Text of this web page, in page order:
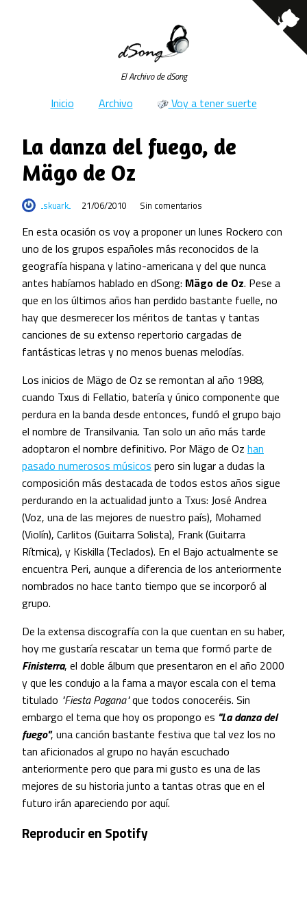
El Archivo de dSong
Inicio Archivo Voy a tener suerte
La danza del fuego, de
Mägo de Oz
skuark 21/06/2010 Sin comentarios
En esta ocasión os voy a proponer un lunes Rockero con
uno de los grupos españoles más reconocidos de la
geografía hispana y latino-americana y del que nunca
antes habíamos hablado en dSong: Mägo de Oz. Pese a
que en los últimos años han perdido bastante fuelle, no
hay que desmerecer los méritos de tantas y tantas
canciones de su extenso repertorio cargadas de
fantásticas letras y no menos buenas melodías.
Los inicios de Mägo de Oz se remontan al año 1988,
cuando Txus di Fellatio, batería y único componente que
perdura en la banda desde entonces, fundó el grupo bajo
el nombre de Transilvania. Tan solo un año más tarde
adoptaron el nombre definitivo. Por Mägo de Oz han
pasado numerosos músicos pero sin lugar a dudas la
composición más destacada de todos estos años sigue
perdurando en la actualidad junto a Txus: José Andrea
(Voz, una de las mejores de nuestro país), Mohamed
(Violín), Carlitos (Guitarra Solista), Frank (Guitarra
Rítmica), y Kiskilla (Teclados). En el Bajo actualmente se
encuentra Peri, aunque a diferencia de los anteriormente
nombrados no hace tanto tiempo que se incorporó al
grupo.
De la extensa discografía con la que cuentan en su haber,
hoy me gustaría rescatar un tema que formó parte de
Finisterra, el doble álbum que presentaron en el año 2000
y que les condujo a la fama a mayor escala con el tema
titulado "Fiesta Pagana"que todos conoceréis. Sin
embargo el tema que hoy os propongo es "La danza del
fuego", una canción bastante festiva que tal vez los no
tan aficionados al grupo no hayán escuchado
anteriormente pero que para mi gusto es una de las
mejores de su historia junto a tantas otras que en el
futuro irán apareciendo por aquí.
Reproducir en Spotify